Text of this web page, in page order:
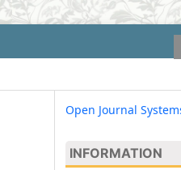
Open Journal
INFORMATION